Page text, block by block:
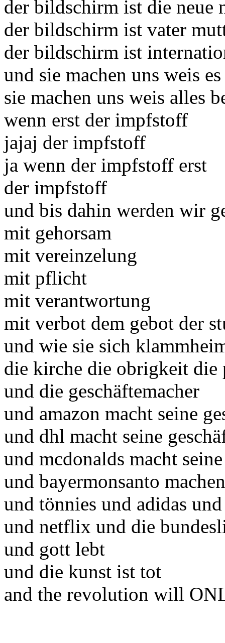
der bildschirm ist die neue
der bildschirm ist vater
der bildschirm ist
und sie machen uns weis
sie machen uns weis alles
wenn erst der impfstoff
jajaj der impfstoff
ja wenn der impfstoff erst
der impfstoff
und bis dahin werden wir
mit gehorsam
mit vereinzelung
mit pflicht
mit verantwortung
mit verbot dem gebot der
und wie sie sich
die kirche die obrigkeit die
und die geschäftemacher
und amazon macht seine
und dhl macht seine
und mcdonalds macht
und bayermonsanto
und tönnies und adidas
und netflix und die
und gott lebt
und die kunst ist tot
and the revolution will